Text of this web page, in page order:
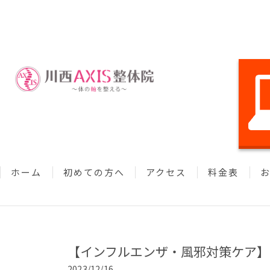
ホーム 初めての方へ アクセス 料金表
【インフルエンザ・風邪対策ケア】